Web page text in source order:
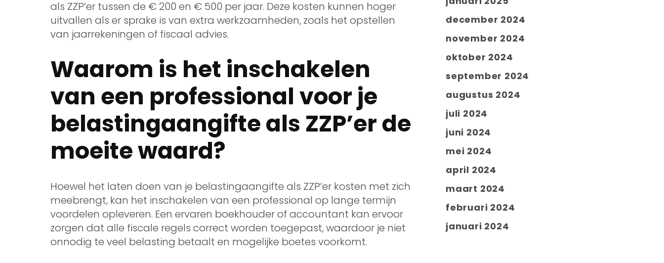
als ZZP’er tussen de € 200 en € 500 per jaar. Deze kosten kunnen hoger
uitvallen als er sprake is van extra werkzaamheden, zoals het opstellen
van jaarrekeningen of fiscaal advies.
Waarom is het inschakelen
van een professional voor je
belastingaangifte als ZZP’er de
moeite waard?
Hoewel het laten doen van je belastingaangifte als ZZP’er kosten met zich
meebrengt, kan het inschakelen van een professional op lange termijn
voordelen opleveren. Een ervaren boekhouder of accountant kan ervoor
zorgen dat alle fiscale regels correct worden toegepast, waardoor je niet
onnodig te veel belasting betaalt en mogelijke boetes voorkomt.
december 2024
november 2024
oktober 2024
september 2024
augustus 2024
juli 2024
juni 2024
mei 2024
april 2024
maart 2024
februari 2024
januari 2024